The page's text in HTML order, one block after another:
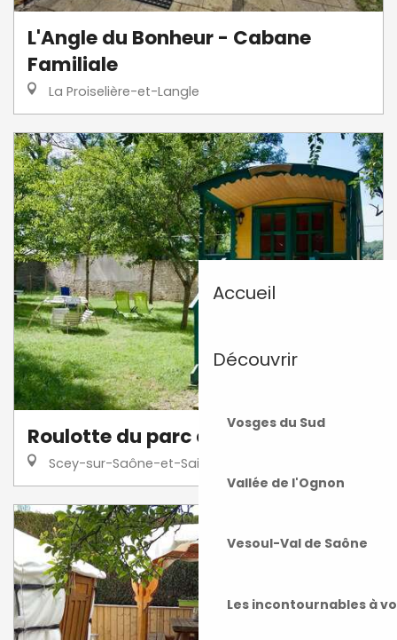
Accueil
Découvrir
Vosges du Sud
Vallée de l'Ognon
Vesoul-Val de Saône
Les incontournables à
L'Angle du Bonheur - Cabane
Familiale
La Proiselière-et-Langle
Roulotte du parc aux daims
Scey-sur-Saône-et-Saint-Albin